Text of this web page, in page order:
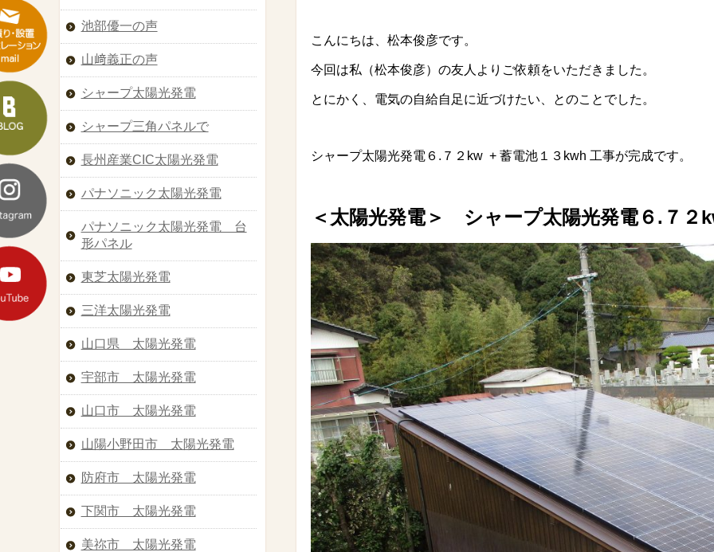
こんにちは、松本俊彦です。
今回は私（松本俊彦）の友人よりご依頼をいただきました。
とにかく、電気の自給自足に近づけたい、とのことでした。
シャープ太陽光発電６.７２kw + 蓄電池１３kwh 工事が完成です。
＜太陽光発電＞ シャープ太陽光発電６.７２
池部優一の声
山﨑義正の声
シャープ太陽光発電
シャープ三角パネルで
長州産業CIC太陽光発電
パナソニック太陽光発電
パナソニック太陽光発電 台
形パネル
東芝太陽光発電
三洋太陽光発電
山口県 太陽光発電
宇部市 太陽光発電
山口市 太陽光発電
山陽小野田市 太陽光発電
防府市 太陽光発電
下関市 太陽光発電
美祢市 太陽光発電